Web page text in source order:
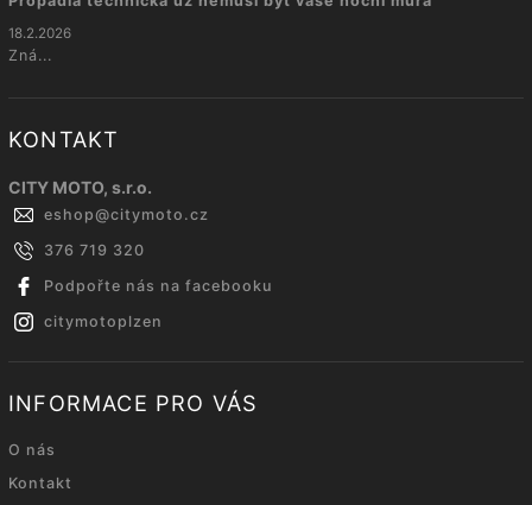
18.2.2026
Zná...
KONTAKT
CITY MOTO, s.r.o.
eshop@citymoto.cz
376 719 320
Podpořte nás na facebooku
citymotoplzen
INFORMACE PRO VÁS
O nás
Kontakt